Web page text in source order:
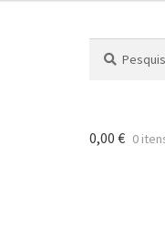
por:
0,00 € 0